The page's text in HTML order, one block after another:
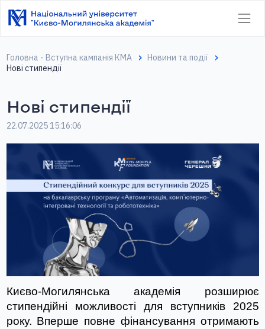
Головна - Вступна кампанія КМА
Новини та події
Нові стипендії
Нові стипендії
22.07.2025 15:16:06
Києво-Могилянська академія розширює
стипендійні можливості для вступників 2025
року. Вперше повне фінансування отримають